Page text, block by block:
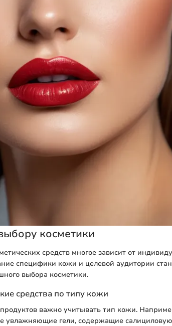
косметики
средств многое зависит от
специфики кожи и целевой аудитории
выбора косметики.
средства по типу кожи
важно учитывать тип кожи.
увлажняющие гели, содержащие